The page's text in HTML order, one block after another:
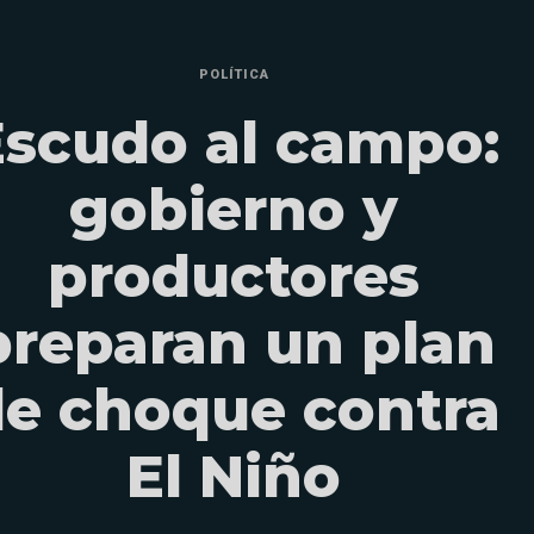
POLÍTICA
al campo:
gobierno y
productores
un plan
choque contra
El Niño